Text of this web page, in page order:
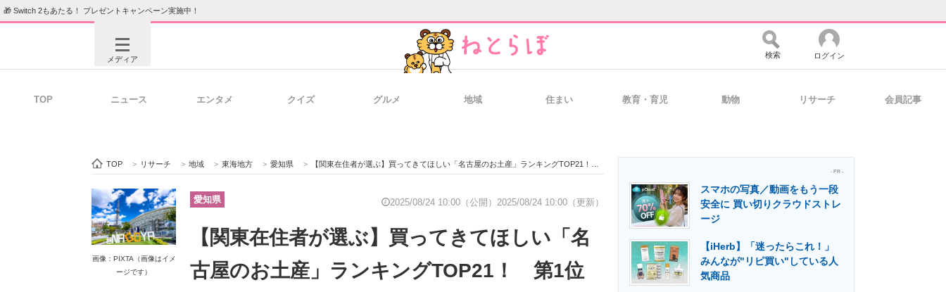
🎁 Switch 2もあたる！ プレゼントキャンペーン実施中！
メディア
ビジネスと働き方のヒント 経営リーダーのコミュニティ マーケ×ITの今がよく分かる
ITエンジニア向け専門サイト 企業向けIT製品の総合サイト 製造業のIT導入・活用を支援
検索 ログイン
TOP ニュース エンタメ クイズ グルメ 地域 住まい 教育・育児 動物 リサーチ 会員記事
TOP > リサーチ > 地域 > 東海地方 > 愛知県 > 【関東在住者が選ぶ】買ってきてほしい「名古屋のお土産」ランキングTOP21！ 第1位は「小倉あんパフェサンド（東海寿）」【2025年最新調査結果】
画像：PIXTA（画像はイメ
ージです）
愛知県 2025/08/24 10:00（公開） 2025/08/24 10:00（更新）
【関東在住者が選ぶ】買ってきてほしい「名
古屋のお土産」ランキングTOP21！ 第1位
- PR -
スマホの写真／動画をもう一段
安全に 買い切りクラウドストレ
ージ
【iHerb】「迷ったらこれ！」
みんなが"リピ買い"している人
気商品